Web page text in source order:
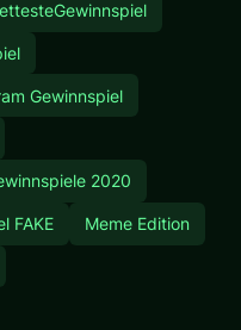
Gewinnspiel
2020
FAKE Meme Edition